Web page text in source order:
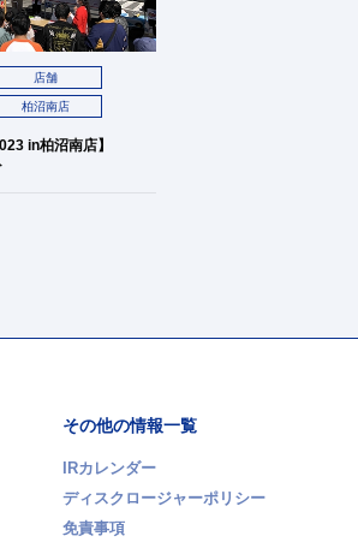
店舗
柏沼南店
in柏沼南店】
その他の情報一覧
IRカレンダー
ディスクロージャーポリシー
免責事項